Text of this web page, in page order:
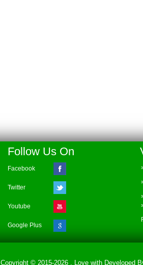
Follow Us On
Facebook
Twitter
Youtube
Google Plus
Copyright © 2015-2026 . Love withDeveloped